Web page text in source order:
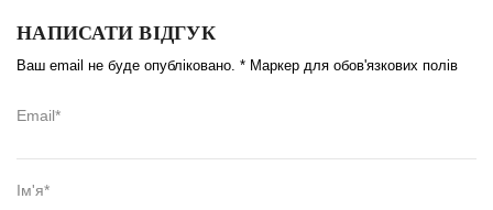
НАПИСАТИ ВІДГУК
Ваш email не буде опубліковано. * Маркер для обов'язкових полів
Email*
Ім'я*